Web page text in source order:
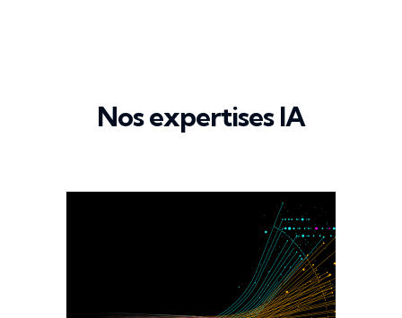
Nos expertises IA